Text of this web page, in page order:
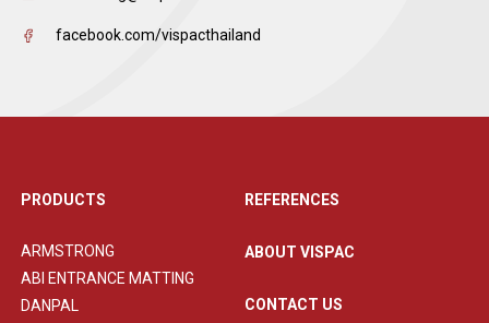
facebook.com/vispacthailand
PRODUCTS
ARMSTRONG
ABI ENTRANCE MATTING
DANPAL
REFERENCES
ABOUT VISPAC
CONTACT US